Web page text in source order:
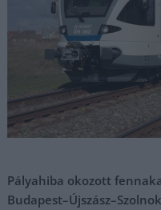
Pályahiba okozott